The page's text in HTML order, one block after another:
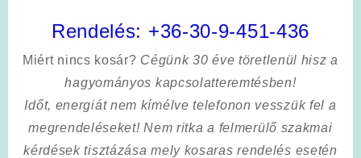
Rendelés: +36-30-9-451-436
Miért nincs kosár? Cégünk 30 éve töretlenül hisz a
hagyományos kapcsolatteremtésben!
Időt, energiát nem kímélvetelefonon vesszük fel a
megrendeléseket! Nem ritka a felmerülő szakmai
kérdések tisztázása mely kosaras rendelés esetén